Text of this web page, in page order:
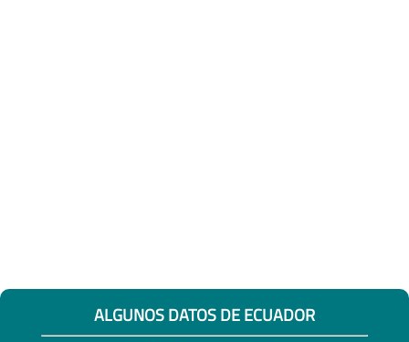
ALGUNOS DATOS DE ECUADOR